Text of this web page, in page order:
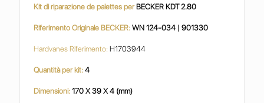
Kit di riparazione de palettes per BECKER KDT 2.80
Riferimento Originale BECKER: WN 124-034 | 901330
Hardvanes Riferimento:H1703944
Quantità per kit:4
Dimensioni:170 X 39 X 4 (mm)